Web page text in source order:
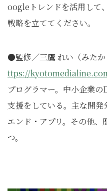
oogleトレンドを活用して
戦略を立ててください。
●監修／三鷹 れい（みたか
ttps://
プログラマー。中小企業
支援をしている。主な開発
エンド・アプリ。その他
つ。